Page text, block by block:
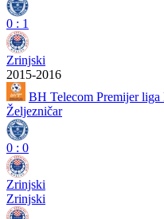
0 : 1
Zrinjski
2015-2016
BH Telecom Premijer
Željezničar
0 : 0
Zrinjski
Zrinjski